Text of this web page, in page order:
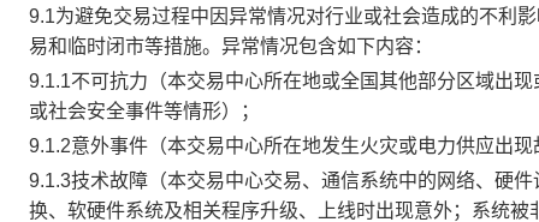
9.1为避免交易过程中因异常情况对行业或社会造成的不利
易和临时闭市等措施。异常情况包含如下内容：
9.1.1不可抗力（本交易中心所在地或全国其他部分区域出
或社会安全事件等情形）；
9.1.2意外事件（本交易中心所在地发生火灾或电力供应出
9.1.3技术故障（本交易中心交易、通信系统中的网络、硬
换、软硬件系统及相关程序升级、上线时出现意外；系统